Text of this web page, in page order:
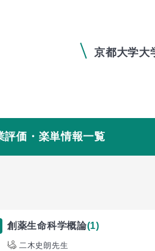
京都大学大
評価・楽単情報一覧
創薬生命科学概論(1)
二木史朗先生